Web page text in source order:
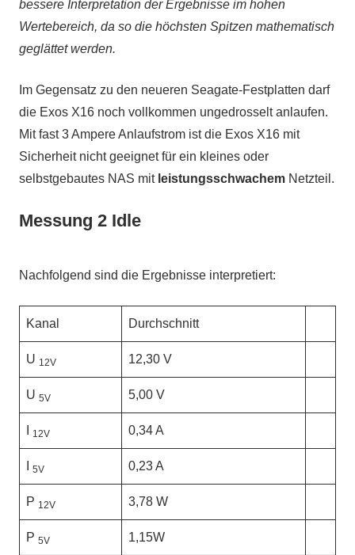
bessere Interpretation der Ergebnisse im hohen
Wertebereich, da so die höchsten Spitzen mathematisch
geglättet werden.
Im Gegensatz zu den neueren Seagate-Festplatten darf
die Exos X16 noch vollkommen ungedrosselt anlaufen.
Mit fast 3 Ampere Anlaufstrom ist die Exos X16 mit
Sicherheit nicht geeignet für ein kleines oder
selbstgebautes NAS mit leistungsschwachem Netzteil.
Messung 2 Idle
Nachfolgend sind die Ergebnisse interpretiert:
Kanal Durchschnitt
U 12V 12,30 V
U 5V 5,00 V
12V 0,34 A
5V 0,23 A
P 12V 3,78 W
P 5V 1,15W